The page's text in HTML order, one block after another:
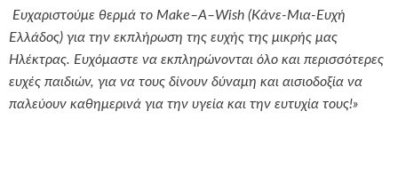
Ευχαριστούμε θερμά το Make–A–Wish (Κάνε-Μια-Ευχή
Ελλάδος) για την εκπλήρωση της ευχής της μικρής μας
Ηλέκτρας. Ευχόμαστε να εκπληρώνονται όλο και περισσότερες
ευχές παιδιών, για να τους δίνουν δύναμη και αισιοδοξία να
παλεύουν καθημερινά για την υγεία και την ευτυχία τους!»